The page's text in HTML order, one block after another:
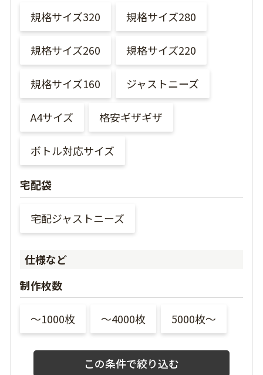
規格サイズ320 規格サイズ280
規格サイズ260 規格サイズ220
規格サイズ160 ジャストニーズ
A4サイズ 格安ギザギザ
ボトル対応サイズ
宅配袋
宅配ジャストニーズ
仕様など
制作枚数
〜1000枚 〜4000枚 5000枚〜